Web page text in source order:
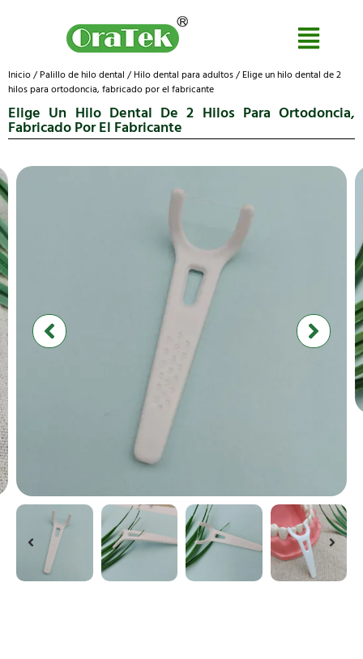
Inicio/ Palillo de hilo dental / Hilo dental para adultos/ Elige un hilo dental de 2
hilos para ortodoncia, fabricado por el fabricante
Elige Un Hilo Dental De 2 Hilos Para Ortodoncia,
Fabricado Por El Fabricante